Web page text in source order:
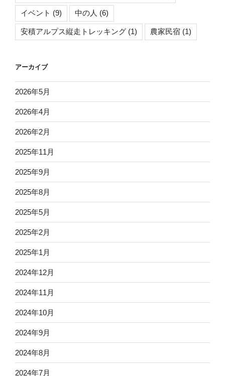
イベント (9) 中の人 (6)
安積アルプス縦走トレッキング (1) 農家民宿 (1)
アーカイブ
2026年5月
2026年4月
2026年2月
2025年11月
2025年9月
2025年8月
2025年5月
2025年2月
2025年1月
2024年12月
2024年11月
2024年10月
2024年9月
2024年8月
2024年7月